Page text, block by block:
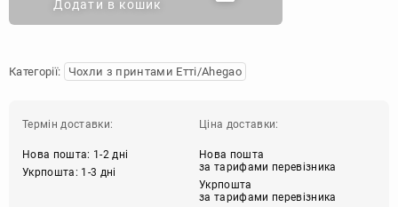
Додати в кошик
Категорії: Чохли з принтами Етті/Ahegao
Термін доставки:
Нова пошта: 1-2 дні
Укрпошта: 1-3 дні
Ціна доставки:
Нова пошта
за тарифами перевізника
Укрпошта
за тарифами перевізника